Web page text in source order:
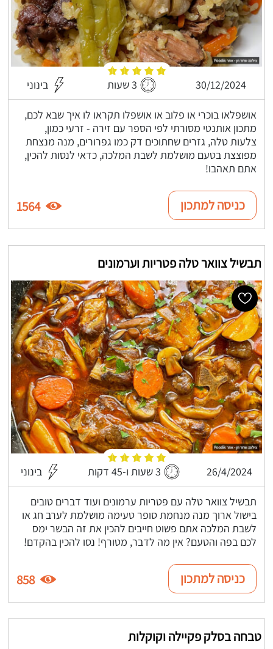
30/12/2024 3 שעות בינוני
אושפלאו בוכרי או פלוב או אושפלו תקראו לו איך שבא לכם,
מתכון אותנטי מסורתי לפי הספר עם זירה - זרעי כמון,
צלעות טלה, גזרים שחתוכים דק כמו גפרורים, מנה מנצחת
מפוצצת בטעם מושלמת לשבת המלכה, כדאי לנסות להכין,
אתם תאהבו!
כניסה למתכון 1564
תבשיל צוואר טלה פטריות וערמונים
26/4/2024 3 שעות ו-45 דקות בינוני
תבשיל צוואר טלה עם פטריות ערמונים ועוד דברים טובים
בישול ארוך מנה מנחמת סופר טעימה מושלמת לערב חג או
לשבת המלכה אתם פשוט חייבים להכין את זה הבשר ימס
לכם בפה והטעם? אין מה לדבר, מטורף! נסו להכין בהקדם!
כניסה למתכון 858
טבחה בסלק פקיילה וקוקלות